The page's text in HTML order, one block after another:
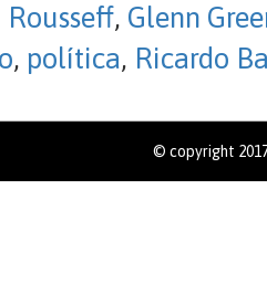
, Glenn
, política, Ricardo
© copyright